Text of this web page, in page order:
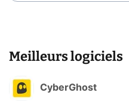
Meilleurs logiciels
CyberGhost